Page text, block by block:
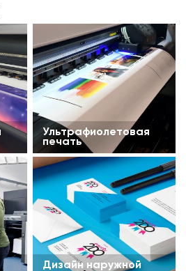
Ультрафиолетовая
печать
Дизайн наружной